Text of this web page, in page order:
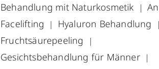
Behandlung mit Naturkosmetik
Facelifting
Hyaluron Behandlung
Fruchtsäurepeeling
Gesichtsbehandlung für Männer